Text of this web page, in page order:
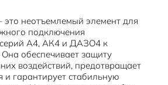
неотъемлемый элемент для
подключения
серий А4, АК4 и ДАЗО4 к
Она обеспечивает защиту
воздействий, предотвращает
и гарантирует стабильную